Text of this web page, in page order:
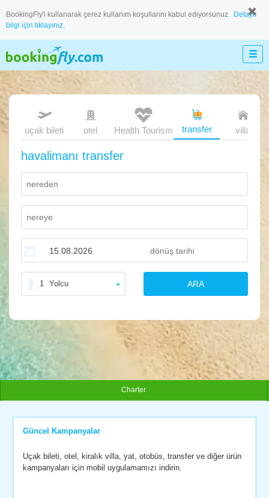
BookingFly'i kullanarak çerez kullanım koşullarını kabul ediyorsunuz. Detaylı
bilgi için tıklayınız.
uçak bileti otel transfer villa
Health Tourism
havalimanı transfer
1 Yolcu ARA
Charter
Güncel Kampanyalar
Uçak bileti, otel, kiralık villa, yat, otobüs, transfer ve diğer ürün
kampanyaları için mobil uygulamamızı indirin.